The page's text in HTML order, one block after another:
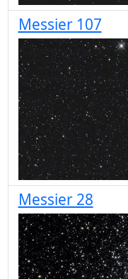
Messier 107
Messier 28